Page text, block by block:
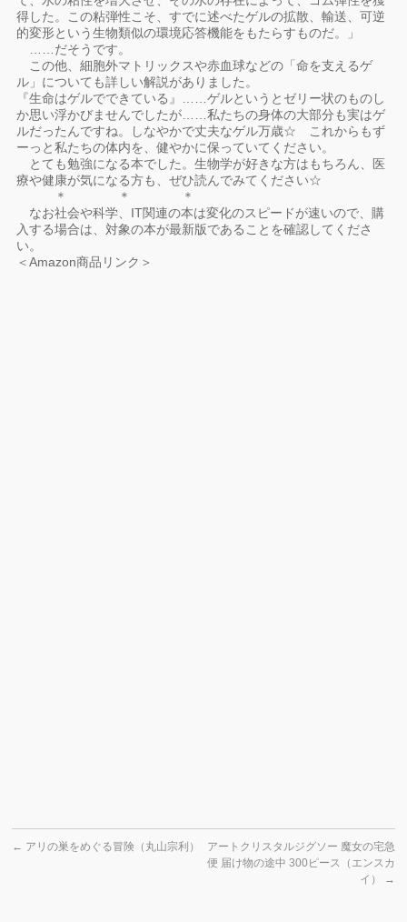
得した。この粘弾性こそ、すでに述べたゲルの拡散、輸送、可逆
的変形という生物類似の環境応答機能をもたらすものだ。」
……だそうです。
この他、細胞外マトリックスや赤血球などの「命を支えるゲ
ル」についても詳しい解説がありました。
『生命はゲルでできている』……ゲルというとゼリー状のものし
か思い浮かびませんでしたが……私たちの身体の大部分も実はゲ
ルだったんですね。しなやかで丈夫なゲル万歳☆ これからもず
ーっと私たちの体内を、健やかに保っていてください。
とても勉強になる本でした。生物学が好きな方はもちろん、医
療や健康が気になる方も、ぜひ読んでみてください☆
＊ ＊ ＊
なお社会や科学、IT関連の本は変化のスピードが速いので、購
入する場合は、対象の本が最新版であることを確認してくださ
い。
＜Amazon商品リンク＞
← アリの巣をめぐる冒険（丸山宗利）
アートクリスタルジグソー 魔女の宅急
便 届け物の途中 300ピース（エンスカ
イ）
→